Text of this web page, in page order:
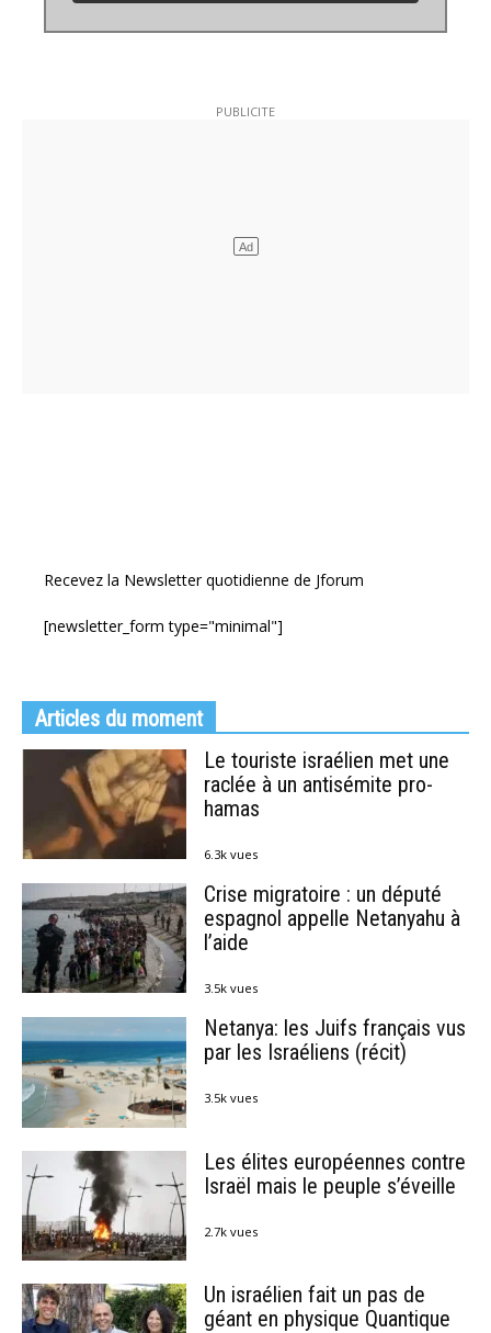
Recevez la Newsletter quotidienne de Jforum
[newsletter_form type="minimal"]
Articles du moment
Le touriste israélien met une
raclée à un antisémite pro-
hamas
6.3k vues
Crise migratoire : un député
espagnol appelle Netanyahu à
l’aide
3.5k vues
Netanya: les Juifs français vus
par les Israéliens (récit)
3.5k vues
Les élites européennes contre
Israël mais le peuple s’éveille
2.7k vues
Un israélien fait un pas de
géant en physique Quantique